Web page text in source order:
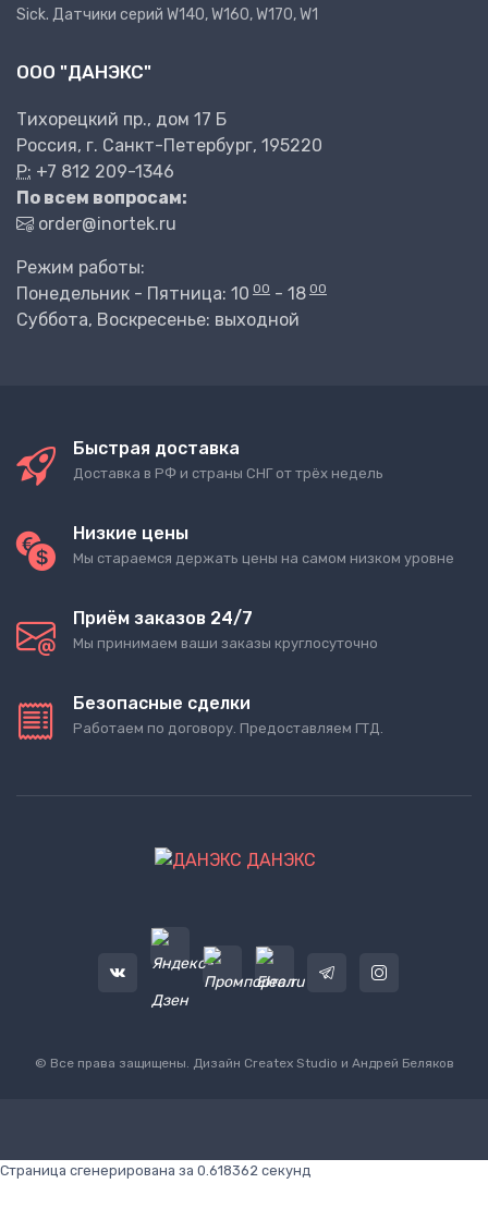
Sick. Датчики серий W140, W160, W170, W1
ООО "ДАНЭКС"
Тихорецкий пр., дом 17 Б
Россия, г. Санкт-Петербург, 195220
P: +7 812 209-1346
По всем вопросам:
order@inortek.ru
Режим работы:
Понедельник - Пятница: 10 00 - 18 00
Суббота, Воскресенье: выходной
Быстрая доставка
Доставка в РФ и страны СНГ от трёх недель
Низкие цены
Мы стараемся держать цены на самом низком уровне
Приём заказов 24/7
Мы принимаем ваши заказы круглосуточно
Безопасные сделки
Работаем по договору. Предоставляем ГТД.
ДАНЭКС
© Все права защищены. Дизайн Createx Studio и Андрей Беляков
Страница сгенерирована за 0.618362 секунд